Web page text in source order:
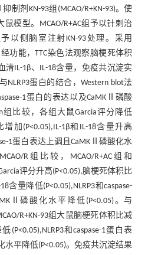
抑制剂KN-93组(MCAO/R+KN-93)。使
鼠模型。MCAO/R+AC组予以针刺治
予以侧脑室注射KN-93处理。采用
功能，TTC染色法观察脑梗死体积
清IL-1β、IL-18含量，免疫共沉淀实
NLRP3蛋白的结合，Western blot法
1蛋白的表达以及CaMKⅡ磷酸
组比较，各组大鼠Garcia评分降低
加(P<0.05),IL-1β和IL-18含量升高
1蛋白表达上调且CaMKⅡ磷酸化水
R组比较，MCAO/R+AC组和
评分升高(P<0.05),脑梗死体积比
含量降低(P<0.05),NLRP3和caspase-
磷酸化水平降低(P<0.05)。与
R+KN-93组大鼠脑梗死体积比减
(P<0.05),NLRP3和caspase-1蛋白表
水平降低(P<0.05)。免疫共沉淀结果